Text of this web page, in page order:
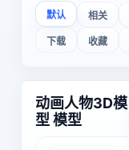
默认 相关
下载 收藏
动画人物3D模
型 模型